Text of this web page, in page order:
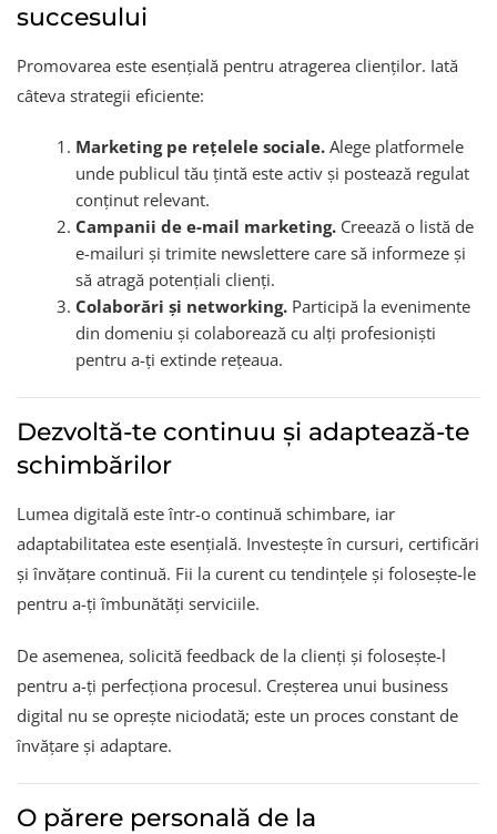
succesului
Promovarea este esențială pentru atragerea clienților. Iată
câteva strategii eficiente:
Marketing pe rețelele sociale. Alege platformele
unde publicul tău țintă este activ și postează regulat
conținut relevant.
Campanii de e-mail marketing. Creează o listă de
e-mailuri și trimite newslettere care să informeze și
să atragă potențiali clienți.
Colaborări și networking. Participă la evenimente
din domeniu și colaborează cu alți profesioniști
pentru a-ți extinde rețeaua.
Dezvoltă-te continuu și adaptează-te
schimbărilor
Lumea digitală este într-o continuă schimbare, iar
adaptabilitatea este esențială. Investește în cursuri, certificări
și învățare continuă. Fii la curent cu tendințele și folosește-le
pentru a-ți îmbunătăți serviciile.
De asemenea, solicită feedback de la clienți și folosește-l
pentru a-ți perfecționa procesul. Creșterea unui business
digital nu se oprește niciodată; este un proces constant de
învățare și adaptare.
O părere personală de la